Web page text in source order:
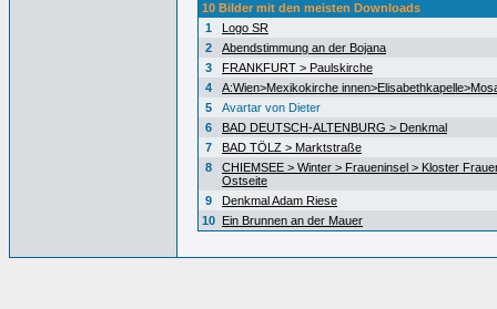
10 Bilder mit den meisten Downloads
1
Logo SR
2
Abendstimmung an der Bojana
3
FRANKFURT > Paulskirche
4
A:Wien>Mexikokirche
5
Avartar von Dieter
6
BAD DEUTSCH-ALTENBURG > Denkmal
7
BAD TÖLZ > Marktstraße
8
CHIEMSEE > Winter > Fraueninsel > Kloster
Ostseite
9
Denkmal Adam Riese
10 Ein Brunnen an der Mauer